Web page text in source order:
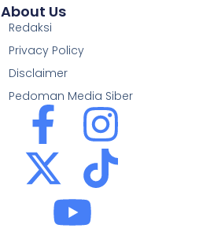
About Us
Redaksi
Privacy Policy
Disclaimer
Pedoman Media Siber